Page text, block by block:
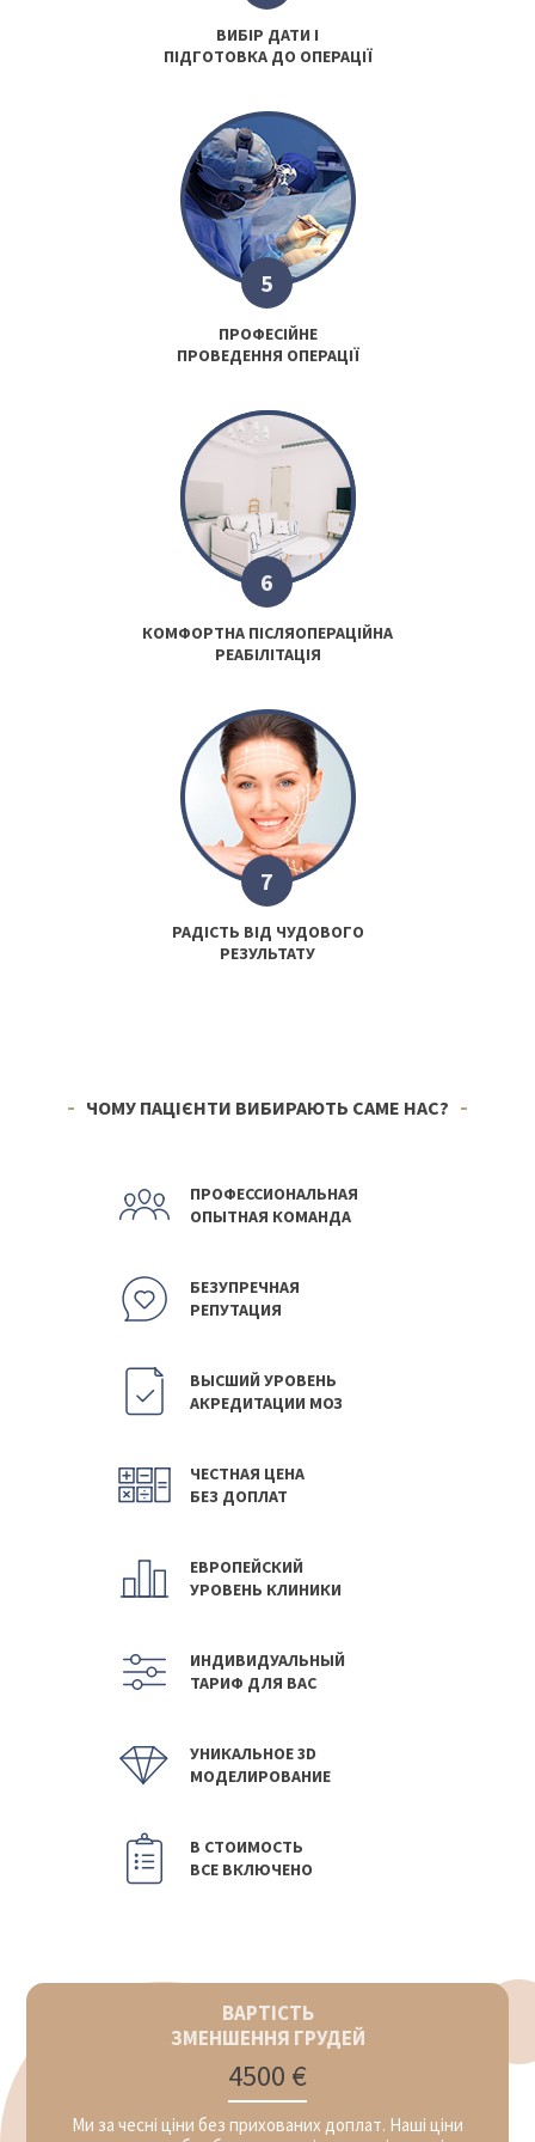
ВИБІР ДАТИ І
ПІДГОТОВКА ДО ОПЕРАЦІЇ
5
ПРОФЕСІЙНЕ
ПРОВЕДЕННЯ ОПЕРАЦІЇ
6
КОМФОРТНА ПІСЛЯОПЕРАЦІЙНА
РЕАБІЛІТАЦІЯ
7
РАДІСТЬ ВІД ЧУДОВОГО
РЕЗУЛЬТАТУ
ЧОМУ ПАЦІЄНТИ ВИБИРАЮТЬ САМЕ НАС?
ПРОФЕССИОНАЛЬНАЯ
ОПЫТНАЯ КОМАНДА
БЕЗУПРЕЧНАЯ
РЕПУТАЦИЯ
ВЫСШИЙ УРОВЕНЬ
АКРЕДИТАЦИИ МОЗ
ЧЕСТНАЯ ЦЕНА
БЕЗ ДОПЛАТ
ЕВРОПЕЙСКИЙ
УРОВЕНЬ КЛИНИКИ
ИНДИВИДУАЛЬНЫЙ
ТАРИФ ДЛЯ ВАС
УНИКАЛЬНОЕ 3D
МОДЕЛИРОВАНИЕ
В СТОИМОСТЬ
ВСЕ ВКЛЮЧЕНО
ВАРТІСТЬ
ЗМЕНШЕННЯ ГРУДЕЙ
4500 €
Ми за чесні ціни без прихованих доплат. Наші ціни